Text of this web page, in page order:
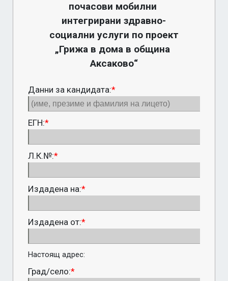
почасови мобилни
интегрирани здравно-
„Грижа в дома в община
Аксаково“
Данни за кандидата:*
ЕГН:*
Л.К.№:*
Издадена на:*
Издадена от:*
Настоящ адрес:
Град/село:*